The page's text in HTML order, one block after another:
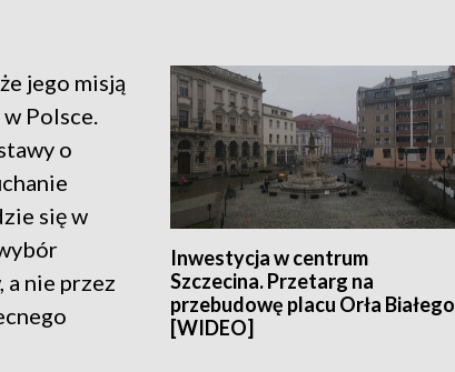
Inwestycja w centrum
Szczecina. Przetarg na
przebudowę placu Orła Białego
[WIDEO]
jego misją
Polsce.
o
się w
a nie przez